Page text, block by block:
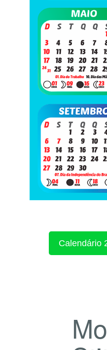
Calendário